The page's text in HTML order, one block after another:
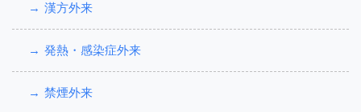
漢方外来
発熱・感染症外来
禁煙外来